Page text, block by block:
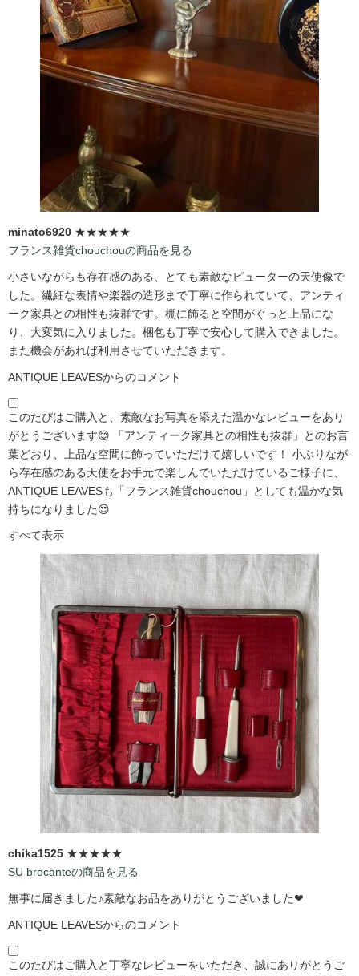
minato6920 ★★★★★
フランス雑貨chouchouの商品を見る
小さいながらも存在感のある、とても素敵なピューターの天使像で
した。繊細な表情や楽器の造形まで丁寧に作られていて、アンティ
ーク家具との相性も抜群です。棚に飾ると空間がぐっと上品にな
り、大変気に入りました。梱包も丁寧で安心して購入できました。
また機会があれば利用させていただきます。
ANTIQUE LEAVESからのコメント
このたびはご購入と、素敵なお写真を添えた温かなレビューをあり
がとうございます😊 「アンティーク家具との相性も抜群」とのお言
葉どおり、上品な空間に飾っていただけて嬉しいです！ 小ぶりなが
ら存在感のある天使をお手元で楽しんでいただけているご様子に、
ANTIQUE LEAVESも「フランス雑貨chouchou」としても温かな気
持ちになりました😍
すべて表示
chika1525 ★★★★★
SU brocanteの商品を見る
無事に届きました♪素敵なお品をありがとうございました❤
ANTIQUE LEAVESからのコメント
このたびはご購入と丁寧なレビューをいただき、誠にありがとうご